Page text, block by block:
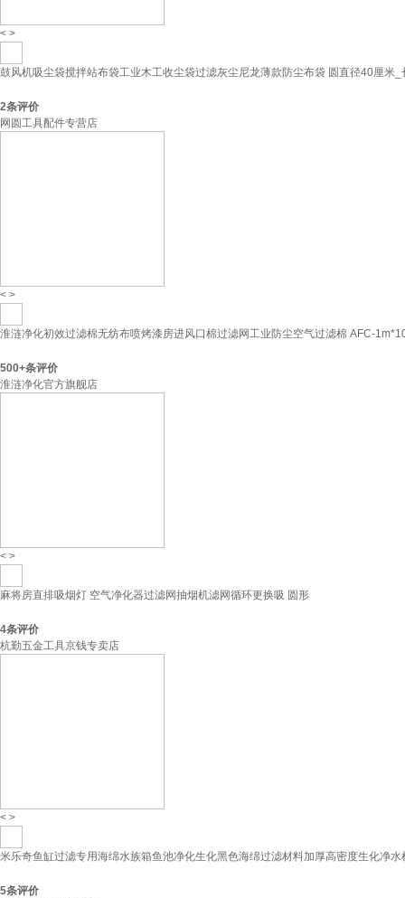
< >
鼓风机吸尘袋搅拌站布袋工业木工收尘袋过滤灰尘尼龙薄款防尘布袋 圆直径40厘米
2条评价
网圆工具配件专营店
< >
淮涟净化初效过滤棉无纺布喷烤漆房进风口棉过滤网工业防尘空气过滤棉 AFC-
500+条评价
淮涟净化官方旗舰店
< >
麻将房直排吸烟灯 空气净化器过滤网抽烟机滤网循环更换吸 圆形
4条评价
杭勤五金工具京钱专卖店
< >
米乐奇鱼缸过滤专用海绵水族箱鱼池净化生化黑色海绵过滤材料加厚高密度生化净
5条评价